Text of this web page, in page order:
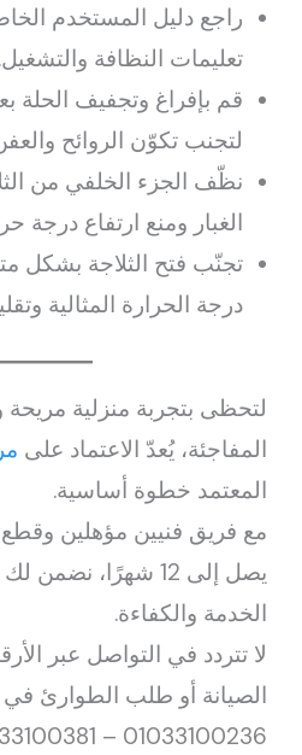
راجع دليل المستخدم
تعليمات النظافة والتشغيل.
قم بإفراغ وتجفيف الحلة
لتجنب تكوّن الروائح
نظّف الجزء الخلفي من
الغبار ومنع ارتفاع درجة
تجنّب فتح الثلاجة بشكل
درجة الحرارة المثالية
لتحظى بتجربة منزلية
المفاجئة، يُعدّ الاعتماد على
المعتمد خطوة أساسية.
مع فريق فنيين مؤهلين
يصل إلى 12 شهرًا،
الخدمة والكفاءة.
لا تتردد في التواصل عبر
الصيانة أو طلب الطوارئ